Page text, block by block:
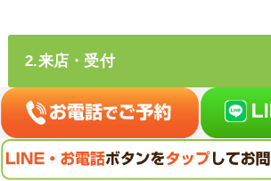
2.来店・受付